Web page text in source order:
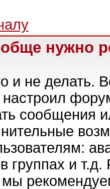
нужно
и не делать.
сообщения
группах и